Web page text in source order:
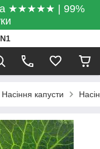
★★★★★ | 99%
Насіння капусти